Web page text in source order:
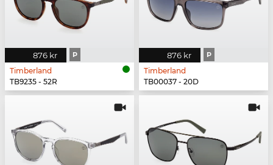
876 kr P
Timberland
TB9235 - 52R
876 kr P
Timberland
TB00037 - 20D